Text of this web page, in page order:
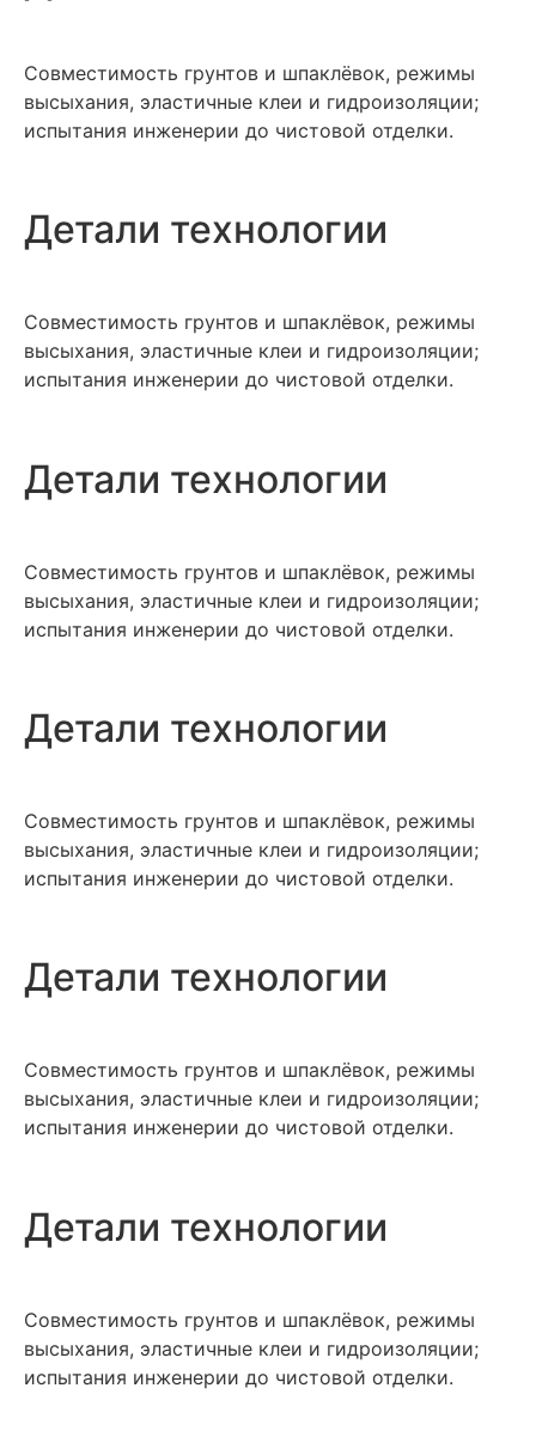
Совместимость грунтов и шпаклёвок, режимы
высыхания, эластичные клеи и гидроизоляции;
испытания инженерии до чистовой отделки.
Детали технологии
Совместимость грунтов и шпаклёвок, режимы
высыхания, эластичные клеи и гидроизоляции;
испытания инженерии до чистовой отделки.
Детали технологии
Совместимость грунтов и шпаклёвок, режимы
высыхания, эластичные клеи и гидроизоляции;
испытания инженерии до чистовой отделки.
Детали технологии
Совместимость грунтов и шпаклёвок, режимы
высыхания, эластичные клеи и гидроизоляции;
испытания инженерии до чистовой отделки.
Детали технологии
Совместимость грунтов и шпаклёвок, режимы
высыхания, эластичные клеи и гидроизоляции;
испытания инженерии до чистовой отделки.
Детали технологии
Совместимость грунтов и шпаклёвок, режимы
высыхания, эластичные клеи и гидроизоляции;
испытания инженерии до чистовой отделки.